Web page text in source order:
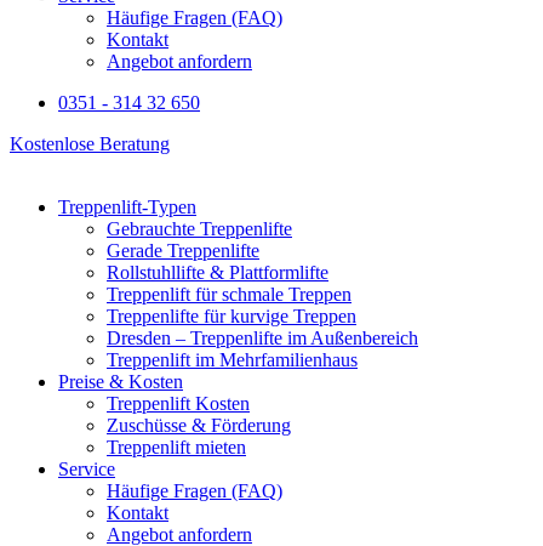
Häufige Fragen (FAQ)
Kontakt
Angebot anfordern
0351 - 314 32 650
Kostenlose Beratung
Treppenlift-Typen
Gebrauchte Treppenlifte
Gerade Treppenlifte
Rollstuhllifte & Plattformlifte
Treppenlift für schmale Treppen
Treppenlifte für kurvige Treppen
Dresden – Treppenlifte im Außenbereich
Treppenlift im Mehrfamilienhaus
Preise & Kosten
Treppenlift Kosten
Zuschüsse & Förderung
Treppenlift mieten
Service
Häufige Fragen (FAQ)
Kontakt
Angebot anfordern